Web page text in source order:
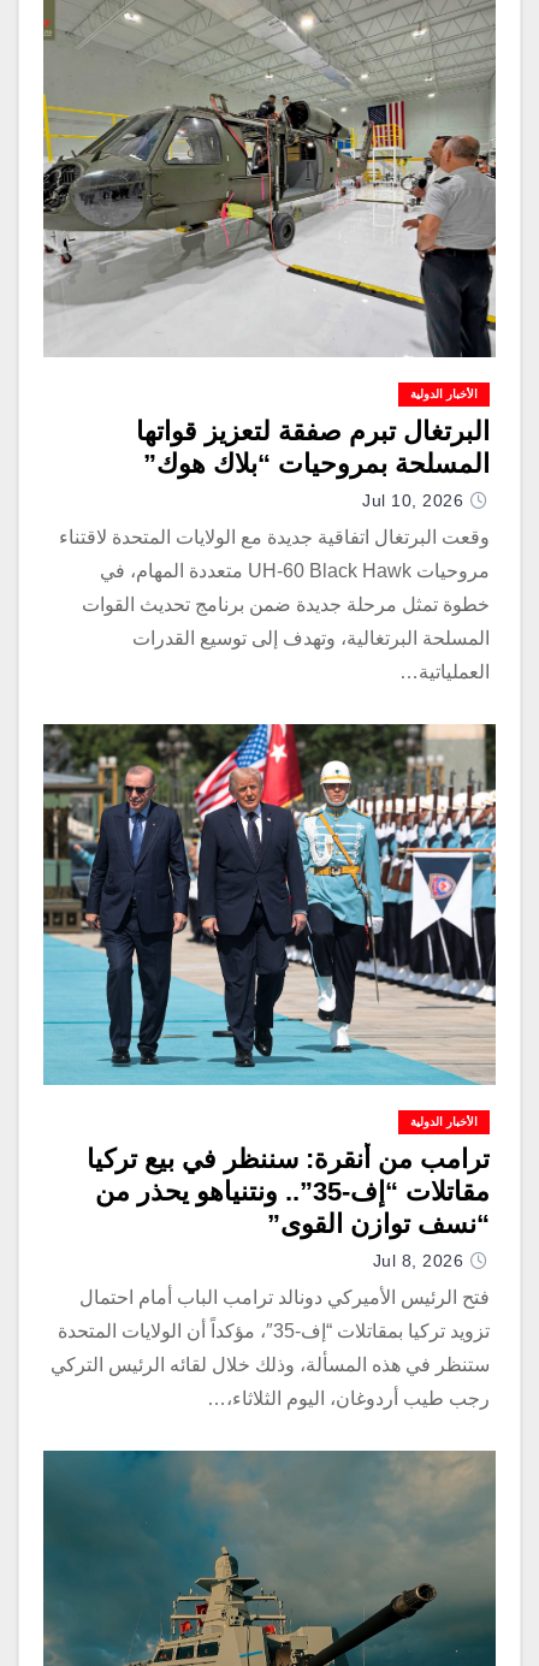
الأخبار الدولية
البرتغال تبرم صفقة لتعزيز قواتها
المسلحة بمروحيات “بلاك هوك”
Jul 10, 2026
وقعت البرتغال اتفاقية جديدة مع الولايات المتحدة لاقتناء
مروحيات UH-60 Black Hawk متعددة المهام، في
خطوة تمثل مرحلة جديدة ضمن برنامج تحديث القوات
المسلحة البرتغالية، وتهدف إلى توسيع القدرات
العملياتية…
الأخبار الدولية
ترامب من أنقرة: سننظر في بيع تركيا
مقاتلات “إف-35”.. ونتنياهو يحذر من
“نسف توازن القوى”
Jul 8, 2026
فتح الرئيس الأميركي دونالد ترامب الباب أمام احتمال
تزويد تركيا بمقاتلات “إف-35″، مؤكداً أن الولايات المتحدة
ستنظر في هذه المسألة، وذلك خلال لقائه الرئيس التركي
رجب طيب أردوغان، اليوم الثلاثاء،…